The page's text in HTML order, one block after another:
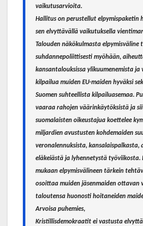
vaikutusarvioita.
Hallitus on perustellut elpymispaketin
sen elvyttävällä vaikutuksella
Talouden näkökulmasta elpymisväline
suhdannepoliittisesti myöhään,
kansantalouksissa ylikuumenemista ja
kilpailua muiden EU-maiden hyväksi
Suomen suhteellista kilpailuasemaa.
vaaraa rahojen väärinkäytöksistä ja
suomalaisten oikeustajua koettelee
miljardien avustusten kohdemaiden
veronalennuksista, kansalaispalkasta,
eläkeiästä ja lyhennetystä työviikosta.
mukaan elpymisvälineen tärkein
osoittaa muiden jäsenmaiden ottavan
taloutensa huonosti hoitaneiden
Arvoisa puhemies,
Kristillisdemokraatit ei vastusta